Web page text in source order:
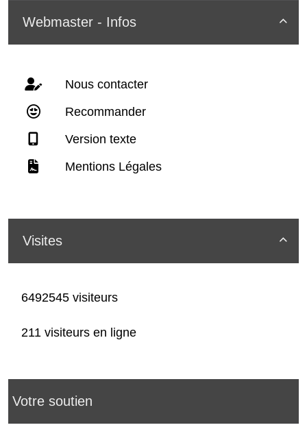

Webmaster - Infos
Nous contacter
Recommander
Version texte
Mentions Légales

Visites
6492545 visiteurs
211 visiteurs en ligne
Votre soutien